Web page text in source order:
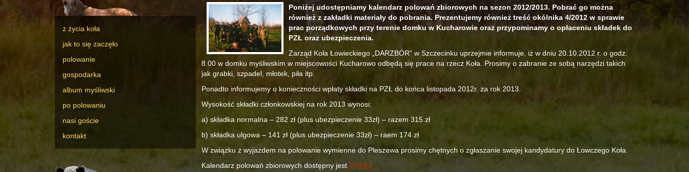
z życia koła
jak to się zaczęło
polowanie
gospodarka
album myśliwski
po polowaniu
nasi goście
kontakt
Poniżej udostępniamy kalendarz polowań zbiorowych na sezon 2012/2013. Pobrać go można
również z zakładki materiały do pobrania. Prezentujemy również treść okólnika 4/2012 w sprawie
prac porządkowych przy terenie domku w Kucharowie oraz przypominamy o opłaceniu składek do
PZŁ oraz ubezpieczenia.
Zarząd Koła Łowieckiego „DARZBÓR” w Szczecinku uprzejmie informuje, iż w dniu 20.10.2012 r. o godz.
8.00 w domku myśliwskim w miejscowości Kucharowo odbędą się prace na rzecz Koła. Prosimy o zabranie ze sobą narzędzi takich
jak grabki, szpadel, młotek, piła itp.
Ponadto informujemy o konieczności wpłaty składki na PZŁ do końca listopada 2012r. za rok 2013.
Wysokość składki członkowskiej na rok 2013 wynosi:
a) składka normalna – 282 zł (plus ubezpieczenie 33zł) – razem 315 zł
b) składka ulgowa – 141 zł (plus ubezpieczenie 33zł) – raem 174 zł
W związku z wyjazdem na polowanie wymienne do Pleszewa prosimy chętnych o zgłaszanie swojej kandydatury do Łowczego Koła.
Kalendarz polowań zbiorowych dostępny jest TUTAJ